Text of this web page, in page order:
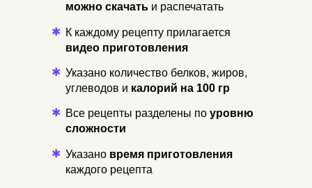
можно скачать и распечатать
К каждому рецепту прилагается
видео приготовления
Указано количество белков, жиров,
углеводов и калорий на 100 гр
Все рецепты разделены по уровню
сложности
Указано время приготовления
каждого рецепта
✱
✱
✱
✱